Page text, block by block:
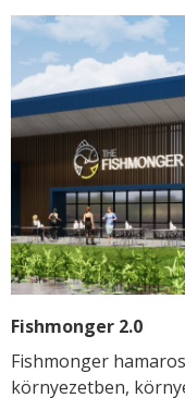
Fishmonger 2.0
Fishmonger
környezetben,